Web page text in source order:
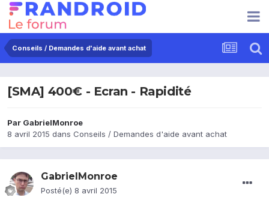
Conseils / Demandes d'aide avant achat
[SMA] 400€ - Ecran - Rapidité
Par GabrielMonroe
8 avril 2015 dans Conseils / Demandes d'aide avant achat
GabrielMonroe
Posté(e) 8 avril 2015